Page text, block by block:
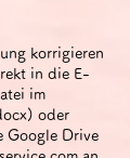
korrigieren
in die E-
im
oder
Google Drive